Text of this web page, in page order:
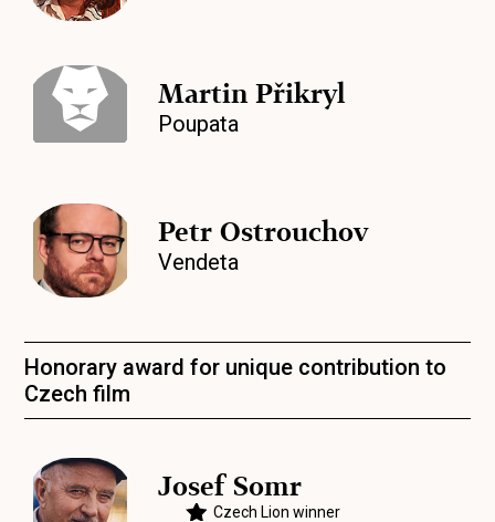
Martin Přikryl
Poupata
Petr Ostrouchov
Vendeta
Honorary award for unique contribution to
Czech film
Josef Somr
Czech Lion winner